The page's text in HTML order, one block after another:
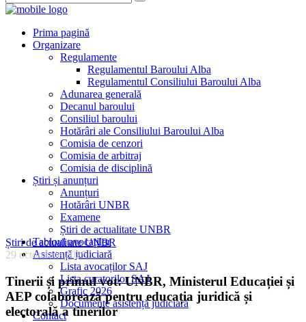
Prima pagină
Organizare
Regulamente
Regulamentul Baroului Alba
Regulamentul Consiliului Baroului Alba
Adunarea generală
Decanul baroului
Consiliul baroului
Hotărâri ale Consiliului Baroului Alba
Comisia de cenzori
Comisia de arbitraj
Comisia de disciplină
Știri și anunțuri
Anunțuri
Hotărâri UNBR
Examene
Știri de actualitate UNBR
Tabloul avocaților
Asistență judiciară
Lista avocaților SAJ
Lista curatorilor SAJ
Grafic 2026
Documente asistență judiciară
Contact
Știri de actualitate UNBR
29 octombrie 2025
Tinerii și primul vot: UNBR, Ministerul Educației și
AEP colaborează pentru educația juridică și
electorală a tinerilor